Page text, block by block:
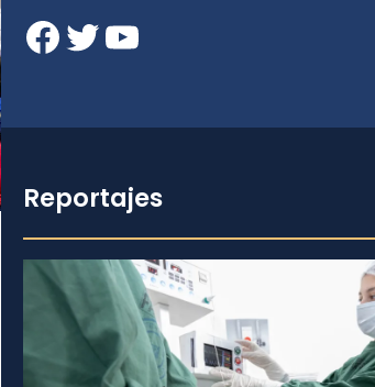
Facebook Twitter YouTube
Reportajes